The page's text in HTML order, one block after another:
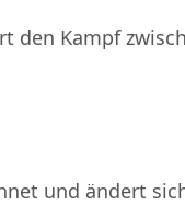
den Kampf
und ändert